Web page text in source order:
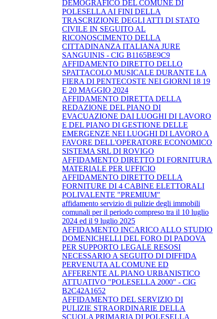
DEMOGRAFICO DEL COMUNE DI
POLESELLA AI FINI DELLA
TRASCRIZIONE DEGLI ATTI DI STATO
CIVILE IN SEGUITO AL
RICONOSCIMENTO DELLA
CITTADINANZA ITALIANA JURE
SANGUINIS - CIG B1165BE9C9
AFFIDAMENTO DIRETTO DELLO
SPATTACOLO MUSICALE DURANTE LA
FIERA DI PENTECOSTE NEI GIORNI 18 19
E 20 MAGGIO 2024
AFFIDAMENTO DIRETTA DELLA
REDAZIONE DEL PIANO DI
EVACUAZIONE DAI LUOGHI DI LAVORO
E DEL PIANO DI GESTIONE DELLE
EMERGENZE NEI LUOGHI DI LAVORO A
FAVORE DELL'OPERATORE ECONOMICO
SISTEMA SRL DI ROVIGO
AFFIDAMENTO DIRETTO DI FORNITURA
MATERIALE PER UFFICIO
AFFIDAMENTO DIRETTO DELLA
FORNITURE DI 4 CABINE ELETTORALI
POLIVALENTE "PREMIUM"
affidamento servizio di pulizie degli immobili
comunali per il periodo compreso tra il 10 luglio
2024 ed il 9 luglio 2025
AFFIDAMENTO INCARICO ALLO STUDIO
DOMENICHELLI DEL FORO DI PADOVA
PER SUPPORTO LEGALE RESOSI
NECESSARIO A SEGUITO DI DIFFIDA
PERVENUTA AL COMUNE ED
AFFERENTE AL PIANO URBANISTICO
ATTUATIVO "POLESELLA 2000" - CIG
B2C42A1652
AFFIDAMENTO DEL SERVIZIO DI
PULIZIE STRAORDINARIE DELLA
SCUOLA PRIMARIA DI POLESELLA